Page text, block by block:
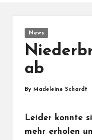
Posted
News
ab
By Madeleine Schardt
Leider konnte
mehr erholen